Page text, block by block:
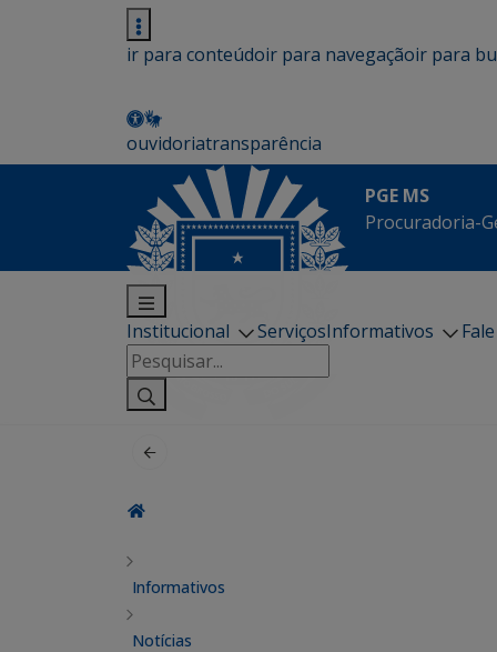
ir para conteúdoir para navegaçãoir para
ouvidoriatransparência
PGE MS
Procuradoria-
Institucional ServiçosInformativos
Pesquisar
por:
Informativos
Notícias